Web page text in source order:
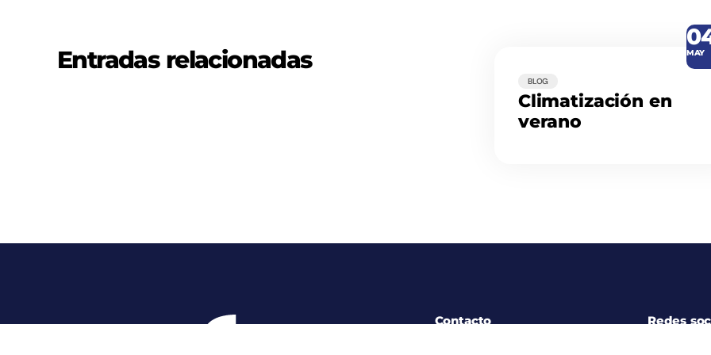
Entradas relacionadas MAY
BLOG
Climatización en
verano
Contacto Redes